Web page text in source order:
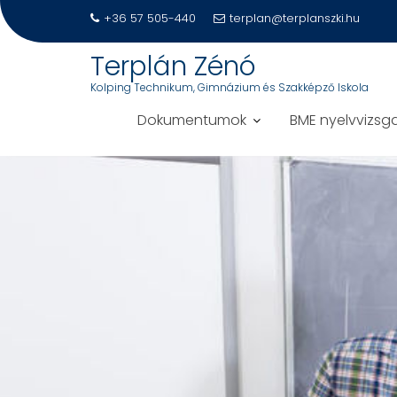
+36 57 505-440 terplan@terplanszki.hu
Terplán Zénó
Kolping Technikum, Gimnázium és Szakképző Iskola
Dokumentumok BME